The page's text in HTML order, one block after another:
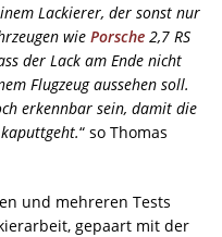
Lackierer, der sonst nur
wie Porsche 2,7 RS
der Lack am Ende nicht
Flugzeug aussehen soll.
erkennbar sein, damit die
“ so Thomas
und mehreren Tests
gepaart mit der